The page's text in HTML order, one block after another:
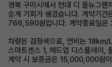
경북 구미시에서 현대 디 올뉴그
승계 기회가 생겼습니다. 계약기
766,590원입니다. 계약종료일은
차량은 검정색으로, 연비는 18km/
스마트센스 1, 헤드업 디스플레이,
계약 시 보증금은 15,000,000원